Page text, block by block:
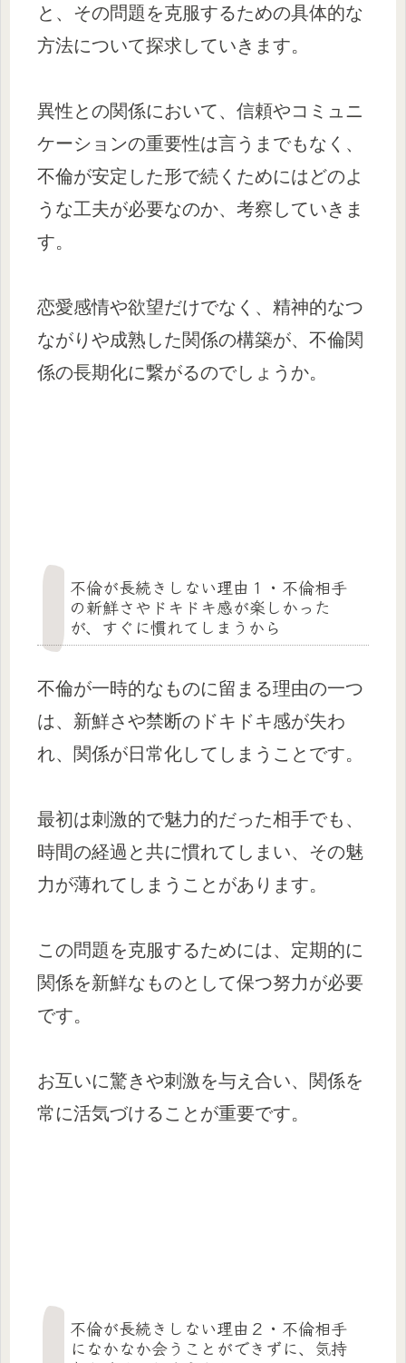
と、その問題を克服するための具体的な
方法について探求していきます。
異性との関係において、信頼やコミュニ
ケーションの重要性は言うまでもなく、
不倫が安定した形で続くためにはどのよ
うな工夫が必要なのか、考察していきま
す。
恋愛感情や欲望だけでなく、精神的なつ
ながりや成熟した関係の構築が、不倫関
係の長期化に繋がるのでしょうか。
不倫が長続きしない理由１・不倫相手
の新鮮さやドキドキ感が楽しかった
が、すぐに慣れてしまうから
不倫が一時的なものに留まる理由の一つ
は、新鮮さや禁断のドキドキ感が失わ
れ、関係が日常化してしまうことです。
最初は刺激的で魅力的だった相手でも、
時間の経過と共に慣れてしまい、その魅
力が薄れてしまうことがあります。
この問題を克服するためには、定期的に
関係を新鮮なものとして保つ努力が必要
です。
お互いに驚きや刺激を与え合い、関係を
常に活気づけることが重要です。
不倫が長続きしない理由２・不倫相手
になかなか会うことができずに、気持